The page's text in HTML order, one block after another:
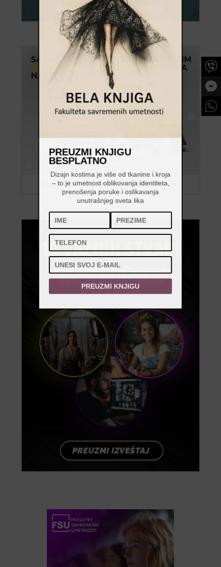
PREUZMI KNJIGU
BESPLATNO
Dizajn kostima je više od tkanine i kroja
– to je umetnost oblikovanja identiteta,
prenošenja poruke i oslikavanja
unutrašnjeg sveta lika
PREUZMI KNJIGU